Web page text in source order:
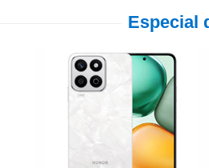
Especial